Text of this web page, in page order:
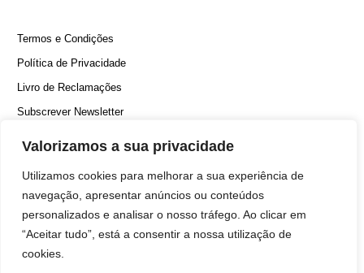
Valorizamos a sua privacidade
Utilizamos cookies para melhorar a sua experiência de
navegação, apresentar anúncios ou conteúdos
personalizados e analisar o nosso tráfego. Ao clicar em
“Aceitar tudo”, está a consentir a nossa utilização de
cookies.
Termos e Condições
Política de Privacidade
Livro de Reclamações
Subscrever Newsletter